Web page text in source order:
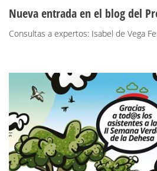
Nueva entrada en el blog del
Consultas a expertos: Isabel de Vega